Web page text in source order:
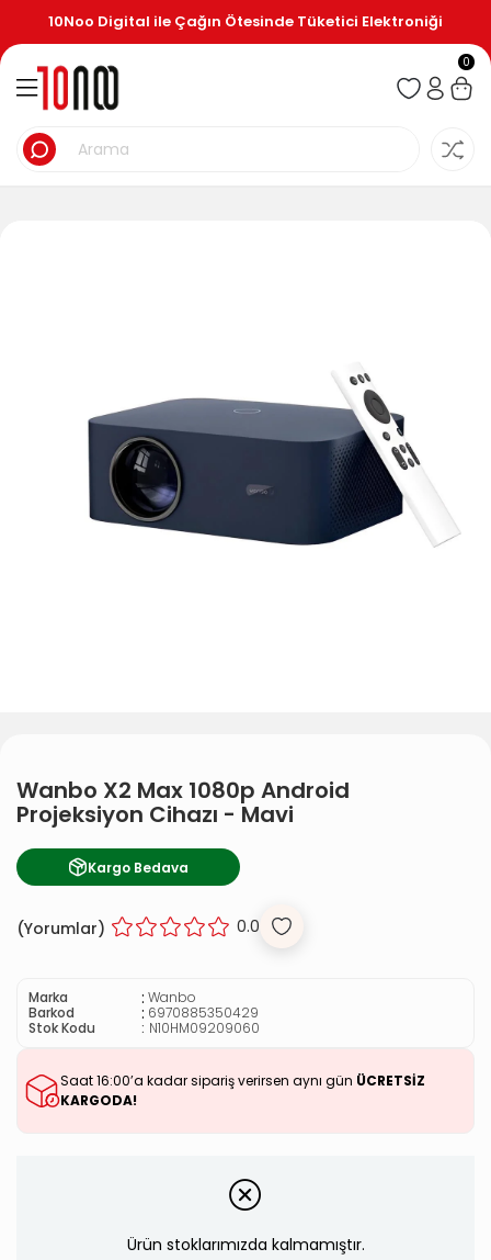
10Noo Digital ile Çağın Ötesinde Tüketici Elektroniği
0
Wanbo X2 Max 1080p Android
Projeksiyon Cihazı - Mavi
Kargo Bedava
(Yorumlar) 0.0
Marka : Wanbo
Barkod
: 6970885350429
Stok Kodu
N10HM09209060
Saat 16:00’a kadar sipariş verirsen aynı gün ÜCRETSİZ
KARGODA!
Ürün stoklarımızda kalmamıştır.